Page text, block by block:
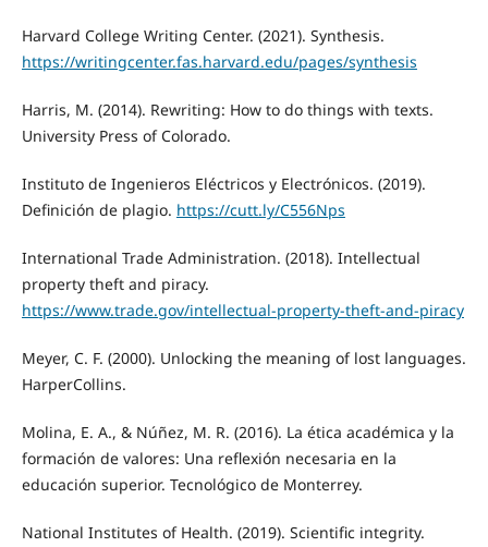
Harvard College Writing Center. (2021). Synthesis.
https://writingcenter.fas.harvard.edu/pages/synthesis
Harris, M. (2014). Rewriting: How to do things with texts.
University Press of Colorado.
Instituto de Ingenieros Eléctricos y Electrónicos. (2019).
Definición de plagio. https://cutt.ly/C556Nps
International Trade Administration. (2018). Intellectual
property theft and piracy.
https://www.trade.gov/intellectual-property-theft-and-piracy
Meyer, C. F. (2000). Unlocking the meaning of lost languages.
HarperCollins.
Molina, E. A., & Núñez, M. R. (2016). La ética académica y la
formación de valores: Una reflexión necesaria en la
educación superior. Tecnológico de Monterrey.
National Institutes of Health. (2019). Scientific integrity.